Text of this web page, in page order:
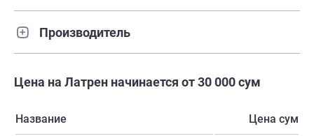
Производитель
Цена на Латрен начинается от 30 000 сум
Название Цена сум